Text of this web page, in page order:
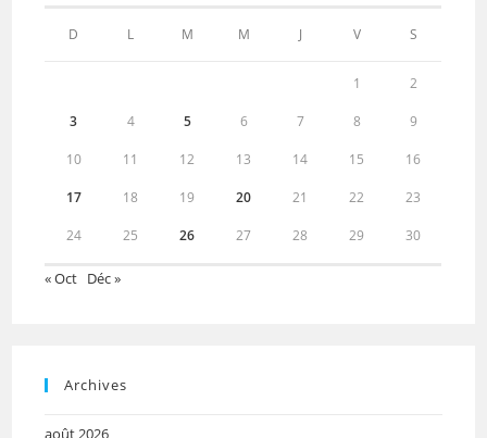
D L M M J V S
1 2
3 4 5 6 7 8 9
10 11 12 13 14 15 16
17 18 19 20 21 22 23
24 25 26 27 28 29 30
« Oct Déc »
Archives
août 2026